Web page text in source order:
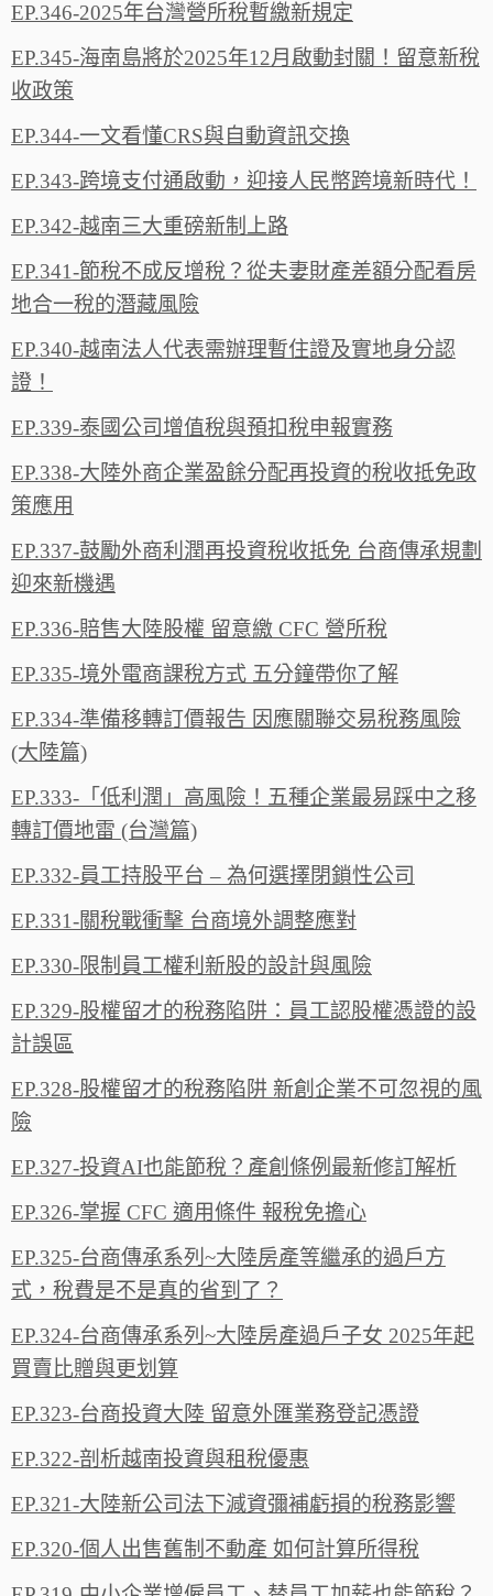
EP.346-2025年台灣營所稅暫繳新規定
EP.345-海南島將於2025年12月啟動封關！留意新稅
收政策
EP.344-一文看懂CRS與自動資訊交換
EP.343-跨境支付通啟動，迎接人民幣跨境新時代！
EP.342-越南三大重磅新制上路
EP.341-節稅不成反增稅？從夫妻財產差額分配看房
地合一稅的潛藏風險
EP.340-越南法人代表需辦理暫住證及實地身分認
證！
EP.339-泰國公司增值稅與預扣稅申報實務
EP.338-大陸外商企業盈餘分配再投資的稅收抵免政
策應用
EP.337-鼓勵外商利潤再投資稅收抵免 台商傳承規劃
迎來新機遇
EP.336-賠售大陸股權 留意繳 CFC 營所稅
EP.335-境外電商課稅方式 五分鐘帶你了解
EP.334-準備移轉訂價報告 因應關聯交易稅務風險
(大陸篇)
EP.333-「低利潤」高風險！五種企業最易踩中之移
轉訂價地雷 (台灣篇)
EP.332-員工持股平台 – 為何選擇閉鎖性公司
EP.331-關稅戰衝擊 台商境外調整應對
EP.330-限制員工權利新股的設計與風險
EP.329-股權留才的稅務陷阱：員工認股權憑證的設
計誤區
EP.328-股權留才的稅務陷阱 新創企業不可忽視的風
險
EP.327-投資AI也能節稅？產創條例最新修訂解析
EP.326-掌握 CFC 適用條件 報稅免擔心
EP.325-台商傳承系列~大陸房產等繼承的過戶方
式，稅費是不是真的省到了？
EP.324-台商傳承系列~大陸房產過戶子女 2025年起
買賣比贈與更划算
EP.323-台商投資大陸 留意外匯業務登記憑證
EP.322-剖析越南投資與租稅優惠
EP.321-大陸新公司法下減資彌補虧損的稅務影響
EP.320-個人出售舊制不動產 如何計算所得稅